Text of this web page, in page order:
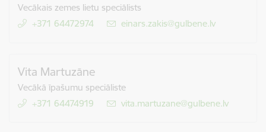
Vecākais zemes lietu speciālists
+371 64472974
E-pasts:
einars.zakis@gulbene.lv
Vita Martuzāne
Vecākā īpašumu speciāliste
+371 64474919
E-pasts:
vita.martuzane@gulbene.lv